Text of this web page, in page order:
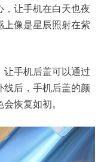
让手机在白天也夜
上像是星辰照射在紫
手机后盖可以通过
线后，手机后盖的颜
恢复如初。